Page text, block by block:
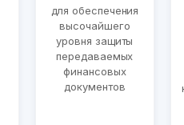
для обеспечения
высочайшего
уровня защиты
передаваемых
финансовых
документов